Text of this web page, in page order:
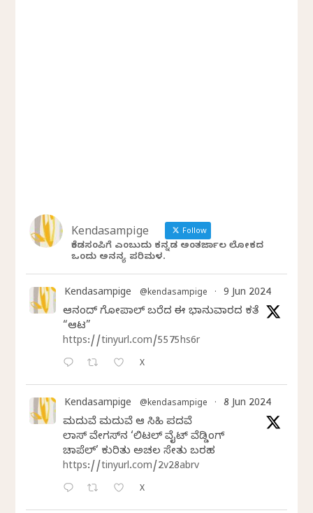
Kendasampige Follow
ಕೆಂಡಸಂಪಿಗೆ ಎಂಬುದು ಕನ್ನಡ ಅಂತರ್ಜಾಲ ಲೋಕದ
ಒಂದು ಅನನ್ಯ ಪರಿಮಳ.
Kendasampige @kendasampige · 9 Jun 2024
ಆನಂದ್‌ ಗೋಪಾಲ್‌ ಬರೆದ ಈ ಭಾನುವಾರದ ಕತೆ
“ಆಟ”
https://tinyurl.com/5575hs6r
X
Kendasampige @kendasampige · 8 Jun 2024
ಮದುವೆ ಮದುವೆ ಆ ಸಿಹಿ ಪದವೆ
ಲಾಸ್‌ ವೇಗಸ್‌ನ ‘ಲಿಟಲ್ ವೈಟ್ ವೆಡ್ಡಿಂಗ್
ಚಾಪೆಲ್’ ಕುರಿತು ಅಚಲ ಸೇತು ಬರಹ
https://tinyurl.com/2v28abrv
X